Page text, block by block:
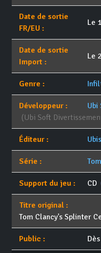
Date de sortie
FR/EU :
Le
Date de sortie
Import :
Le
Genre :
Développeur :
Ubi
(Ubi Soft
Éditeur :
Série :
Support du jeu : CD
Titre original :
Tom Clancy's Splinter
Public :